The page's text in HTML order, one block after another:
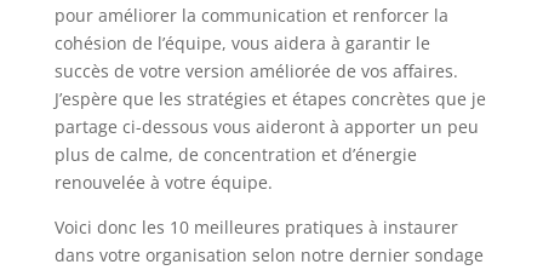
pour améliorer la communication et renforcer la
cohésion de l’équipe, vous aidera à garantir le
succès de votre version améliorée de vos affaires.
J’espère que les stratégies et étapes concrètes que je
partage ci-dessous vous aideront à apporter un peu
plus de calme, de concentration et d’énergie
renouvelée à votre équipe.
Voici donc les 10 meilleures pratiques à instaurer
dans votre organisation selon notre dernier sondage